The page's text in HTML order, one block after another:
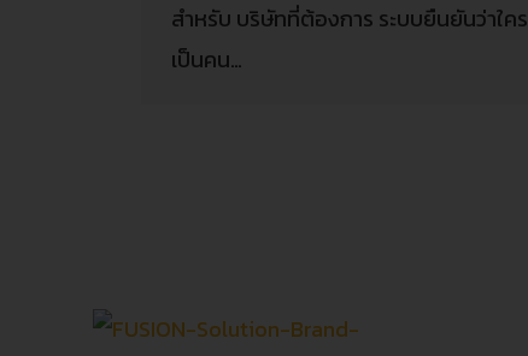
สำหรับ บริษัทที่ต้องการ ระบบยืนยันว่าใคร
เป็นคน…